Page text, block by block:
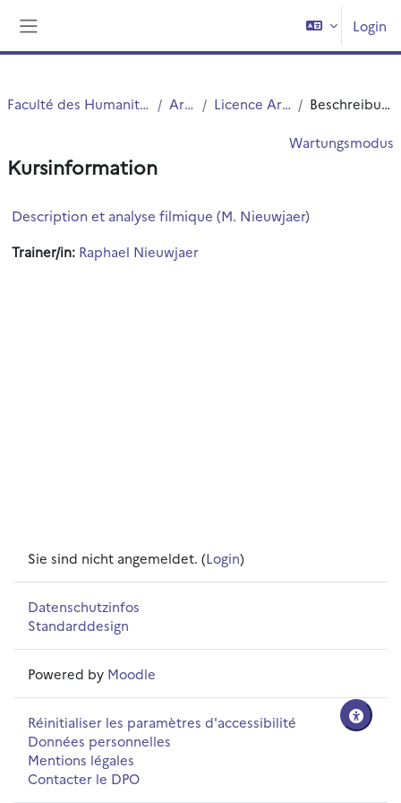
Login
Faculté des Humanités Arts Licence Arts Beschreibung
Wartungsmodus
Kursinformation
Description et analyse filmique (M. Nieuwjaer)
Trainer/in: Raphael Nieuwjaer
Sie sind nicht angemeldet. (Login)
Datenschutzinfos
Standarddesign
Powered by Moodle
Réinitialiser les paramètres d'accessibilité
Données personnelles
Mentions légales
Contacter le DPO